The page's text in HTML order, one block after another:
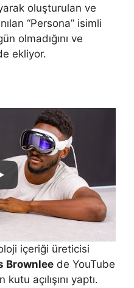
oluşturulan ve
“Persona” isimli
olmadığını ve
ekliyor.
içeriği üreticisi
Brownlee de YouTube
açılışını yaptı.